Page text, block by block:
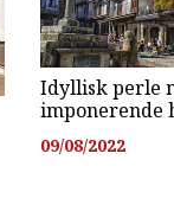
Idyllisk perle
imponerende
09/08/2022